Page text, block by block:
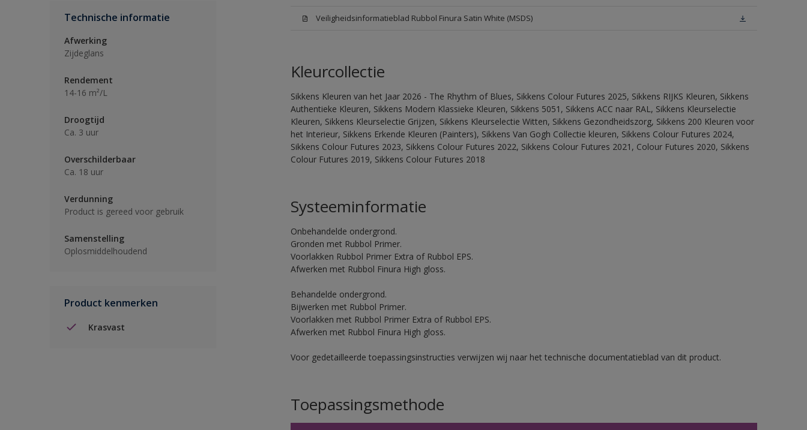
Technische informatie
Afwerking
Zijdeglans
Rendement
14-16 m²/L
Droogtijd
Ca. 3 uur
Overschilderbaar
Ca. 18 uur
Verdunning
Product is gereed voor gebruik
Samenstelling
Oplosmiddelhoudend
Product kenmerken
Krasvast
Veiligheidsinformatieblad Rubbol Finura Satin White (MSDS)
Kleurcollectie
Sikkens Kleuren van het Jaar 2026 - The Rhythm of Blues, Sikkens Colour Futures 2025, Sikkens RIJKS Kleuren, Sikkens
Authentieke Kleuren, Sikkens Modern Klassieke Kleuren, Sikkens 5051, Sikkens ACC naar RAL, Sikkens Kleurselectie
Kleuren, Sikkens Kleurselectie Grijzen, Sikkens Kleurselectie Witten, Sikkens Gezondheidszorg, Sikkens 200 Kleuren voor
het Interieur, Sikkens Erkende Kleuren (Painters), Sikkens Van Gogh Collectie kleuren, Sikkens Colour Futures 2024,
Sikkens Colour Futures 2023, Sikkens Colour Futures 2022, Sikkens Colour Futures 2021, Colour Futures 2020, Sikkens
Colour Futures 2019, Sikkens Colour Futures 2018
Systeeminformatie
Onbehandelde ondergrond.
Gronden met Rubbol Primer.
Voorlakken Rubbol Primer Extra of Rubbol EPS.
Afwerken met Rubbol Finura High gloss.
Behandelde ondergrond.
Bijwerken met Rubbol Primer.
Voorlakken met Rubbol Primer Extra of Rubbol EPS.
Afwerken met Rubbol Finura High gloss.
Voor gedetailleerde toepassingsinstructies verwijzen wij naar het technische documentatieblad van dit product.
Toepassingsmethode